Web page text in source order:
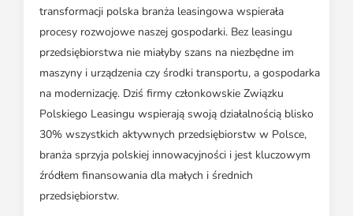
transformacji polska branża leasingowa wspierała
procesy rozwojowe naszej gospodarki. Bez leasingu
przedsiębiorstwa nie miałyby szans na niezbędne im
maszyny i urządzenia czy środki transportu, a gospodarka
na modernizację. Dziś firmy członkowskie Związku
Polskiego Leasingu wspierają swoją działalnością blisko
30% wszystkich aktywnych przedsiębiorstw w Polsce,
branża sprzyja polskiej innowacyjności i jest kluczowym
źródłem finansowania dla małych i średnich
przedsiębiorstw.